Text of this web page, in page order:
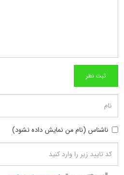
ناشناس (نام من نمایش داده نشود)